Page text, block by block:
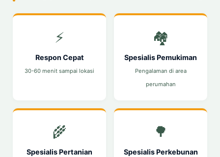
⚡
Respon Cepat
30-60 menit sampai lokasi
🏘️
Spesialis Pemukiman
Pengalaman di area
perumahan
🌾
Spesialis Pertanian
🌳
Spesialis Perkebunan